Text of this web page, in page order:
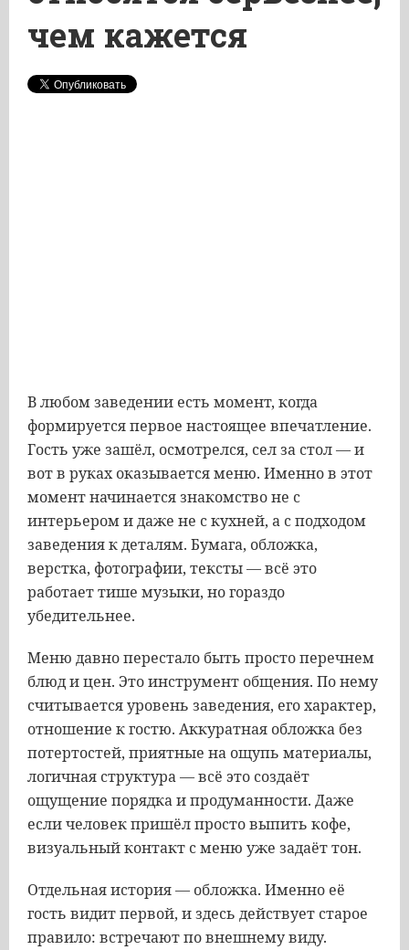
чем кажется
В любом заведении есть момент, когда
формируется первое настоящее впечатление.
Гость уже зашёл, осмотрелся, сел за стол — и
вот в руках оказывается меню. Именно в этот
момент начинается знакомство не с
интерьером и даже не с кухней, а с подходом
заведения к деталям. Бумага, обложка,
верстка, фотографии, тексты — всё это
работает тише музыки, но гораздо
убедительнее.
Меню давно перестало быть просто перечнем
блюд и цен. Это инструмент общения. По нему
считывается уровень заведения, его характер,
отношение к гостю. Аккуратная обложка без
потертостей, приятные на ощупь материалы,
логичная структура — всё это создаёт
ощущение порядка и продуманности. Даже
если человек пришёл просто выпить кофе,
визуальный контакт с меню уже задаёт тон.
Отдельная история — обложка. Именно её
гость видит первой, и здесь действует старое
правило: встречают по внешнему виду.